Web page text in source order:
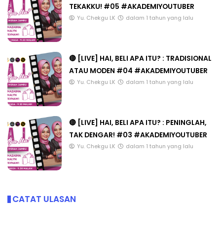
TEKAKKU! #05 #AKADEMIYOUTUBER
Yu. Chekgu LK dalam 1 tahun yang lalu
🔴 [LIVE] HAI, BELI APA ITU? : TRADISIONAL
ATAU MODEN #04 #AKADEMIYOUTUBER
Yu. Chekgu LK dalam 1 tahun yang lalu
🔴 [LIVE] HAI, BELI APA ITU? : PENINGLAH,
TAK DENGAR! #03 #AKADEMIYOUTUBER
Yu. Chekgu LK dalam 1 tahun yang lalu
CATAT ULASAN